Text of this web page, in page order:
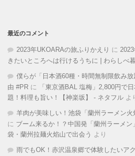
最近のコメント
2023年UKOARAの旅ふりかえり に
きたいところへは行けるうちに | わらしべ
僕らが「日本酒60種・時間無制限飲み
由 #PR に
「東京酒BAL 塩梅」2,800円で
題！料理も旨い！【神楽坂】 - ネタフル よ
羊肉が美味しい！池袋「蘭州ラーメン
に ブーム来るか！？中国発「蘭州ラーメ
袋・蘭州拉麺火焰山で出会う より
雨でもOK！赤沢温泉郷で体験したいア